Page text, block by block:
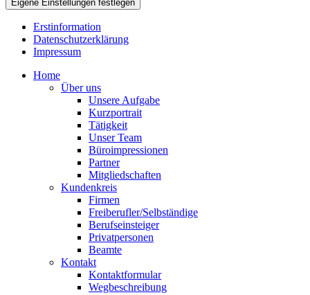
Eigene Einstellungen festlegen
Erstinformation
Datenschutzerklärung
Impressum
Home
Über uns
Unsere Aufgabe
Kurzportrait
Tätigkeit
Unser Team
Büroimpressionen
Partner
Mitgliedschaften
Kundenkreis
Firmen
Freiberufler/Selbständige
Berufseinsteiger
Privatpersonen
Beamte
Kontakt
Kontaktformular
Wegbeschreibung